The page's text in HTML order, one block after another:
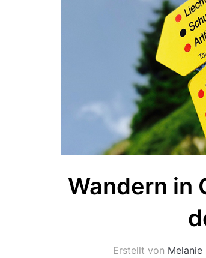
Wandern in
Erstellt von Melanie